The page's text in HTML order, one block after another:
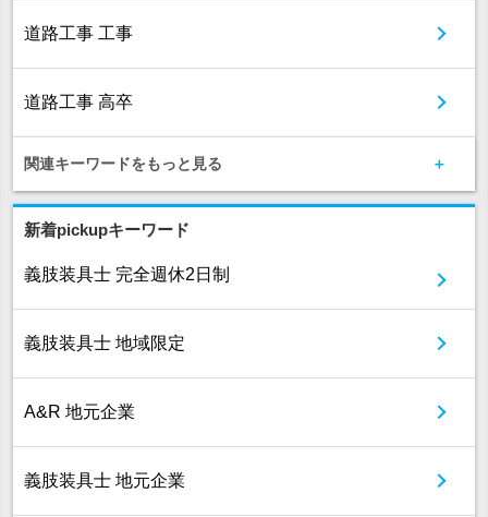
道路工事 工事
道路工事 高卒
関連キーワードをもっと見る
新着pickupキーワード
義肢装具士 完全週休2日制
義肢装具士 地域限定
A&R 地元企業
義肢装具士 地元企業